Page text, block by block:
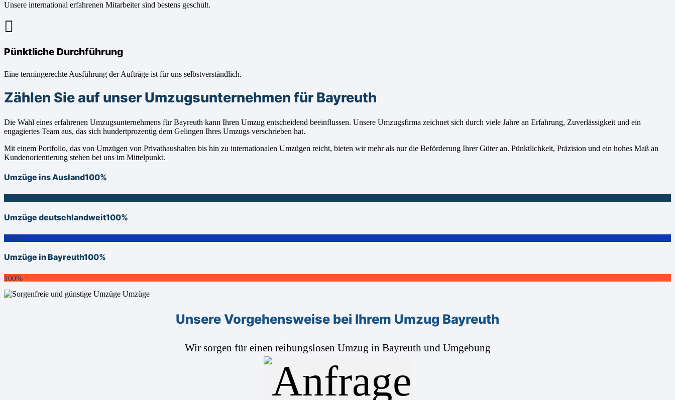
Unsere international erfahrenen Mitarbeiter sind bestens geschult.
Pünktliche Durchführung
Eine termingerechte Ausführung der Aufträge ist für uns selbstverständlich.
Zählen Sie auf unser Umzugsunternehmen für Bayreuth
Die Wahl eines erfahrenen Umzugsunternehmens für Bayreuth kann Ihren Umzug entscheidend beeinflussen. Unsere Umzugsfirma zeichnet sich durch viele Jahre an Erfahrung, Zuverlässigkeit und ein
engagiertes Team aus, das sich hundertprozentig dem Gelingen Ihres Umzugs verschrieben hat.
Mit einem Portfolio, das von Umzügen von Privathaushalten bis hin zu internationalen Umzügen reicht, bieten wir mehr als nur die Beförderung Ihrer Güter an. Pünktlichkeit, Präzision und ein hohes Maß an
Kundenorientierung stehen bei uns im Mittelpunkt.
Umzüge ins Ausland100%
Umzüge deutschlandweit100%
100%
Umzüge in Bayreuth100%
100%
Unsere Vorgehensweise bei Ihrem Umzug Bayreuth
Wir sorgen für einen reibungslosen Umzug in Bayreuth und Umgebung